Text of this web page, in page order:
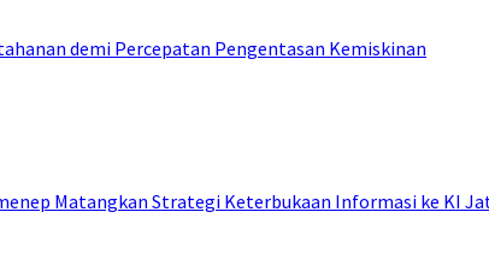
demi Percepatan Pengentasan Kemiskinan
Matangkan Strategi Keterbukaan Informasi ke KI